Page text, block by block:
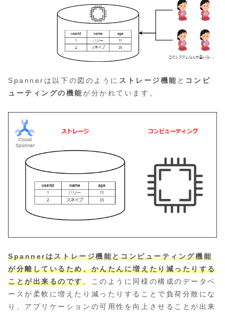
Spannerは以下の図のように ストレージ機能 と コンピ
ューティングの機能が分かれています。
Spannerはストレージ機能とコンピューティング機能
が分離しているため、かんたんに増えたり減ったりする
ことが出来るのです。このように同様の構成のデータベ
ースが柔軟に増えたり減ったりすることで負荷分散にな
り、アプリケーションの可用性を向上させることが出来